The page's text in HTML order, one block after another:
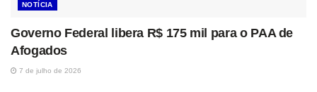
NOTÍCIA
Governo Federal libera R$ 175 mil para o PAA de
Afogados
7 de julho de 2026